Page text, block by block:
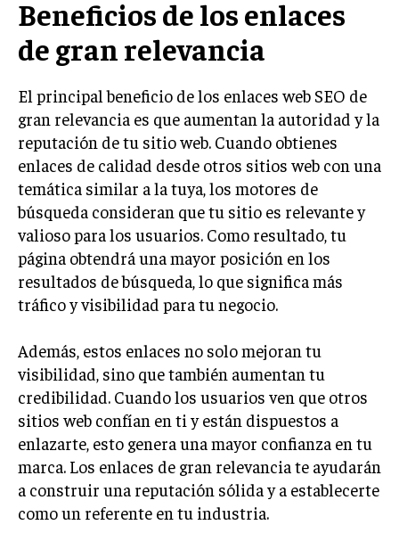
ANÁLISIS DE COMPETENCIA
GESTIÓN DE CLIENTES
INNOVACIÓN EMPRESARIAL
GESTIÓN DEL CAMBIO
LIDERAZGO
HABILIDADES DIRECTIVAS
EMPRENDIMIENTO
PLANIFICACIÓN EMPRESARIAL
FINANZAS
GESTIÓN DE RECURSOS FINANCIEROS
INVERSIONES Y MERCADOS FINANCIEROS
CONTABILIDAD EMPRESARIAL
ECONOMÍA EMPRESARIAL
INTERNACIONAL
NEGOCIOS INTERNACIONALES
Beneficios de los enlaces
de gran relevancia
El principal beneficio de los enlaces web SEO de
gran relevancia es que aumentan la autoridad y la
reputación de tu sitio web. Cuando obtienes
enlaces de calidad desde otros sitios web con una
temática similar a la tuya, los motores de
búsqueda consideran que tu sitio es relevante y
valioso para los usuarios. Como resultado, tu
página obtendrá una mayor posición en los
resultados de búsqueda, lo que significa más
tráfico y visibilidad para tu negocio.
Además, estos enlaces no solo mejoran tu
visibilidad, sino que también aumentan tu
credibilidad. Cuando los usuarios ven que otros
sitios web confían en ti y están dispuestos a
enlazarte, esto genera una mayor confianza en tu
marca. Los enlaces de gran relevancia te ayudarán
a construir una reputación sólida y a establecerte
como un referente en tu industria.